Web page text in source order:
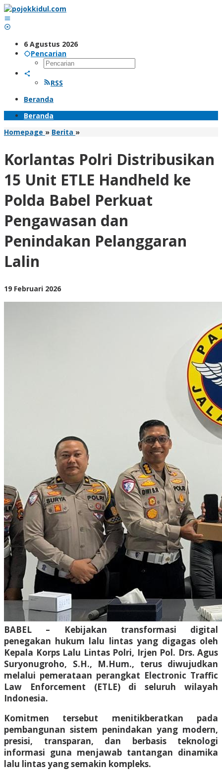
Lewati
ke
konten
6 Agustus 2026
Pencarian
RSS
Beranda
Beranda
Homepage » Berita »Korlantas
15
ETLE
Handheld
ke
Polda
Babel
Perkuat
Pengawasan
dan
Korlantas Polri Distribusikan
15 Unit ETLE Handheld ke
Polda Babel Perkuat
Pengawasan dan
Penindakan Pelanggaran
Lalin
19 Februari 2026oleh
BABEL – Kebijakan transformasi digital
penegakan hukum lalu lintas yang digagas oleh
Kepala Korps Lalu Lintas Polri, Irjen Pol. Drs. Agus
Suryonugroho, S.H., M.Hum., terus diwujudkan
melalui pemerataan perangkat Electronic Traffic
Law Enforcement (ETLE) di seluruh wilayah
Indonesia.
Komitmen tersebut menitikberatkan pada
pembangunan sistem penindakan yang modern,
presisi, transparan, dan berbasis teknologi
informasi guna menjawab tantangan dinamika
lalu lintas yang semakin kompleks.